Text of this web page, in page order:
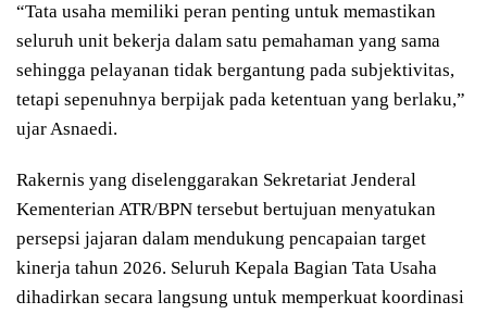
“Tata usaha memiliki peran penting untuk memastikan
seluruh unit bekerja dalam satu pemahaman yang sama
sehingga pelayanan tidak bergantung pada subjektivitas,
tetapi sepenuhnya berpijak pada ketentuan yang berlaku,”
ujar Asnaedi.
Rakernis yang diselenggarakan Sekretariat Jenderal
Kementerian ATR/BPN tersebut bertujuan menyatukan
persepsi jajaran dalam mendukung pencapaian target
kinerja tahun 2026. Seluruh Kepala Bagian Tata Usaha
dihadirkan secara langsung untuk memperkuat koordinasi